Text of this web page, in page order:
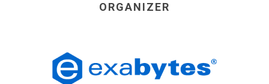
ORGANIZER